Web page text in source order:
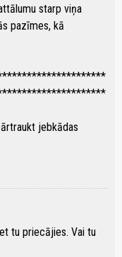
starp viņa
pazīmes, kā
jebkādas
tu priecājies. Vai tu